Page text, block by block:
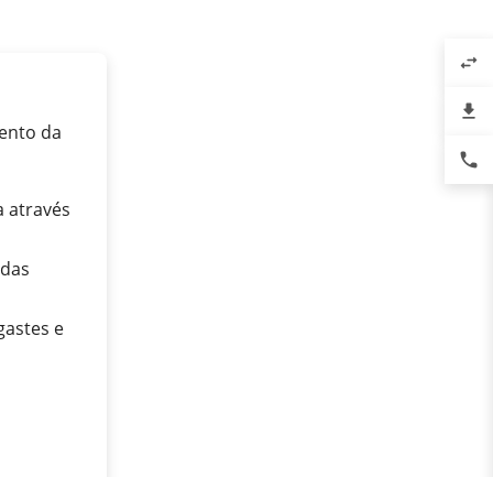
da
através
e
swap_horiz
file_download
phone